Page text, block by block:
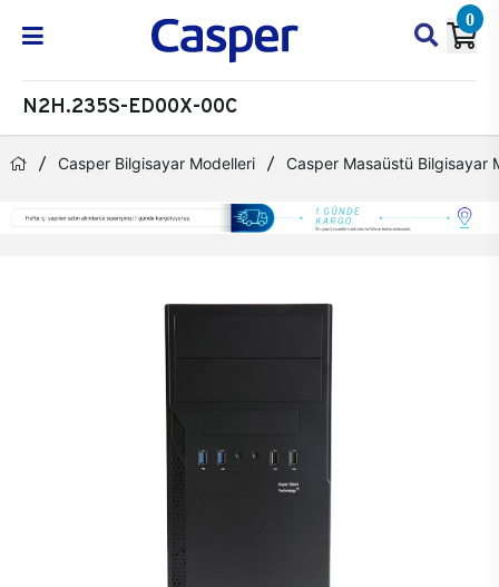
0
N2H.235S-ED00X-00C
Casper Bilgisayar Modelleri Casper Masaüstü Bilgisayar